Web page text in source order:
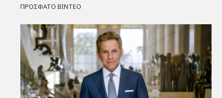
ΠΡΟΣΦΑΤΟ ΒΙΝΤΕΟ